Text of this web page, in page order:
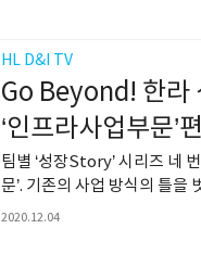
HL D&I TV
Go Beyond! 한라
‘인프라사업부문’편
팀별 ‘성장Story’ 시리즈 네
문’. 기존의 사업 방식의 틀을
2020.12.04